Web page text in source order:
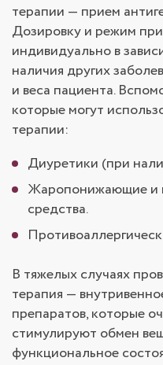
терапии — прием
Дозировку и режим
индивидуально в
наличия других
и веса пациента.
которые могут
терапии:
Диуретики (при
Жаропонижающие и
средства.
В тяжелых случаях
терапия —
препаратов, которые
стимулируют обмен
функциональное